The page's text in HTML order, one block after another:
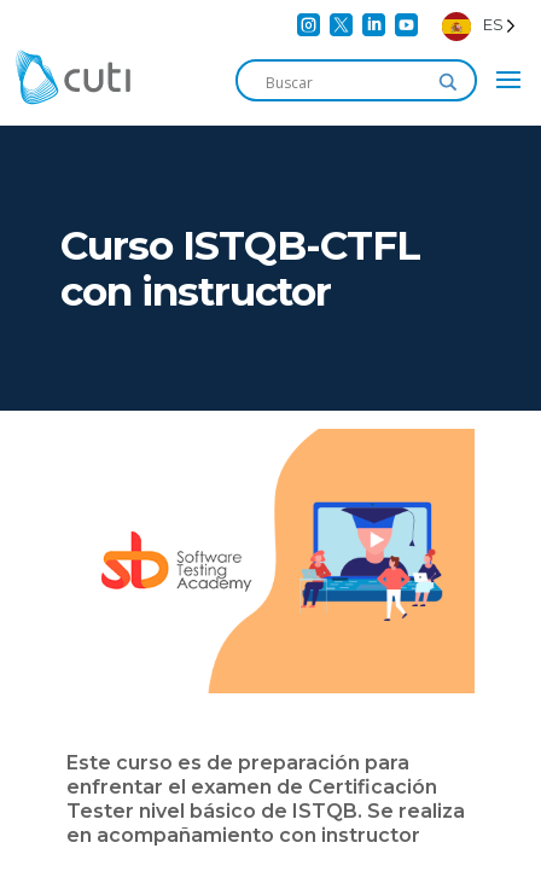
    ES
Curso ISTQB-CTFL
con instructor
Este curso es de preparación para
enfrentar el examen de Certificación
Tester nivel básico de ISTQB. Se realiza
en acompañamiento con instructor